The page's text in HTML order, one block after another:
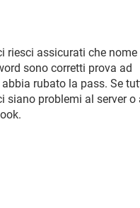
riesci assicurati che nome
sono corretti prova ad
rubato la pass. Se
siano problemi al server o